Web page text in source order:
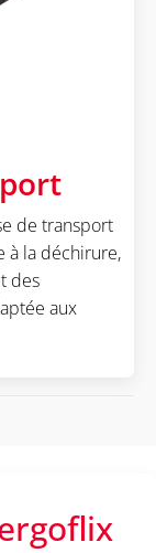
de transport
à la déchirure,
des
aux